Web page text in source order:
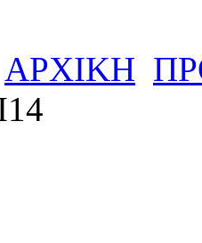
ΑΡΧΙΚΗ